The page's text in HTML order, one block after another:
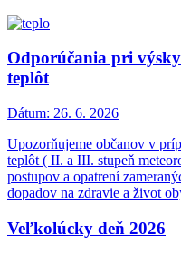
Odporúčania pri
teplôt
Dátum: 26. 6. 2026
Upozorňujeme občanov v
teplôt ( II. a III. stupeň
postupov a opatrení
dopadov na zdravie a život
Veľkolúcky deň 2026